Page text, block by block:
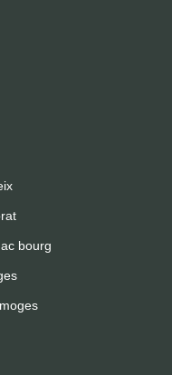
bourg